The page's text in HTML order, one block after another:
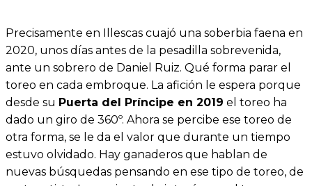
Precisamente en Illescas cuajó una soberbia faena en
2020, unos días antes de la pesadilla sobrevenida,
ante un sobrero de Daniel Ruiz. Qué forma parar el
toreo en cada embroque. La afición le espera porque
desde su Puerta del Príncipe en 2019 el toreo ha
dado un giro de 360º. Ahora se percibe ese toreo de
otra forma, se le da el valor que durante un tiempo
estuvo olvidado. Hay ganaderos que hablan de
nuevas búsquedas pensando en ese tipo de toreo, de